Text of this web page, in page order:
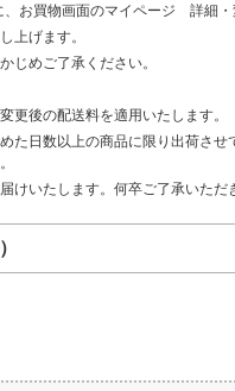
お買物画面のマイページ 詳細
上げます。
じめご了承ください。
更後の配送料を適用いたします。
た日数以上の商品に限り出荷させ
けいたします。何卒ご了承いた